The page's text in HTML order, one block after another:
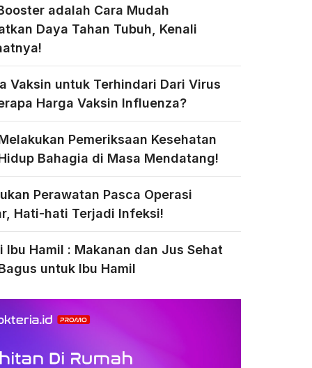
adalah Cara Mudah
Daya Tahan Tubuh, Kenali
Vaksin untuk Terhindari Dari Virus
Harga Vaksin Influenza?
Pemeriksaan Kesehatan
Bahagia di Masa Mendatang!
Perawatan Pasca Operasi
Hati-hati Terjadi Infeksi!
Ibu Hamil : Makanan dan Jus Sehat
untuk Ibu Hamil